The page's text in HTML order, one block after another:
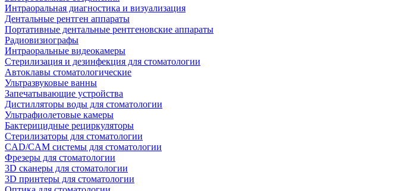
Интраоральная диагностика и визуализация
Дентальные рентген аппараты
Портативные дентальные рентгеновские аппараты
Радиовизиографы
Интраоральные видеокамеры
Стерилизация и дезинфекция для стоматологии
Автоклавы стоматологические
Ультразвуковые ванны
Запечатывающие устройства
Дистилляторы воды для стоматологии
Ультрафиолетовые камеры
Бактерицидные рециркуляторы
Стерилизаторы для стоматологии
CAD/CAM системы для стоматологии
Фрезеры для стоматологии
3D cканеры для стоматологии
3D принтеры для стоматологии